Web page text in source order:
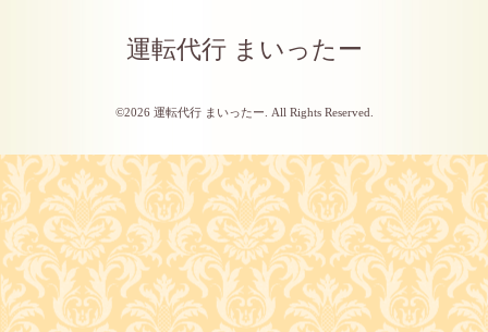
運転代行 まいったー
©2026 運転代行 まいったー . All Rights Reserved.